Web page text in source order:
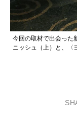
今回の取材で出会った
ニッシュ（上）と、〈